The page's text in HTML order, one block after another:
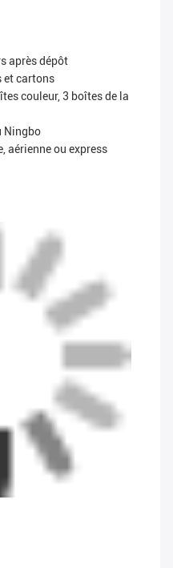
après dépôt
et cartons
couleur, 3 boîtes de la
Ningbo
aérienne ou express